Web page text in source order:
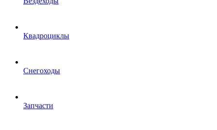
Квадроциклы
Снегоходы
Запчасти